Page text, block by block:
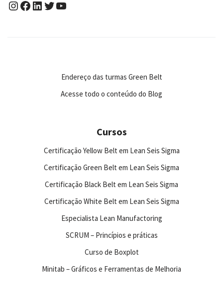
Endereço das turmas Green Belt
Acesse todo o conteúdo do Blog
Cursos
Certificação Yellow Belt em Lean Seis Sigma
Certificação Green Belt em Lean Seis Sigma
Certificação Black Belt em Lean Seis Sigma
Certificação White Belt em Lean Seis Sigma
Especialista Lean Manufactoring
SCRUM – Princípios e práticas
Curso de Boxplot
Minitab – Gráficos e Ferramentas de Melhoria